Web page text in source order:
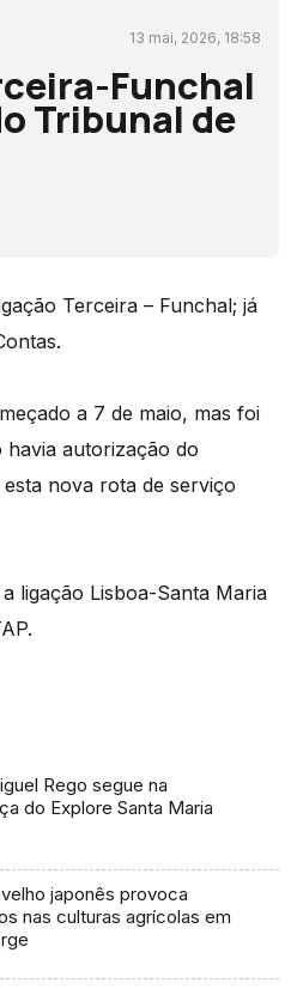
13 mai, 2026, 18:58
Funchal
Tribunal de
Terceira – Funchal; já
a 7 de maio, mas foi
havia autorização do
nova rota de serviço
ligação Lisboa-Santa Maria
Rego segue na
do Explore Santa Maria
japonês provoca
nas culturas agrícolas em